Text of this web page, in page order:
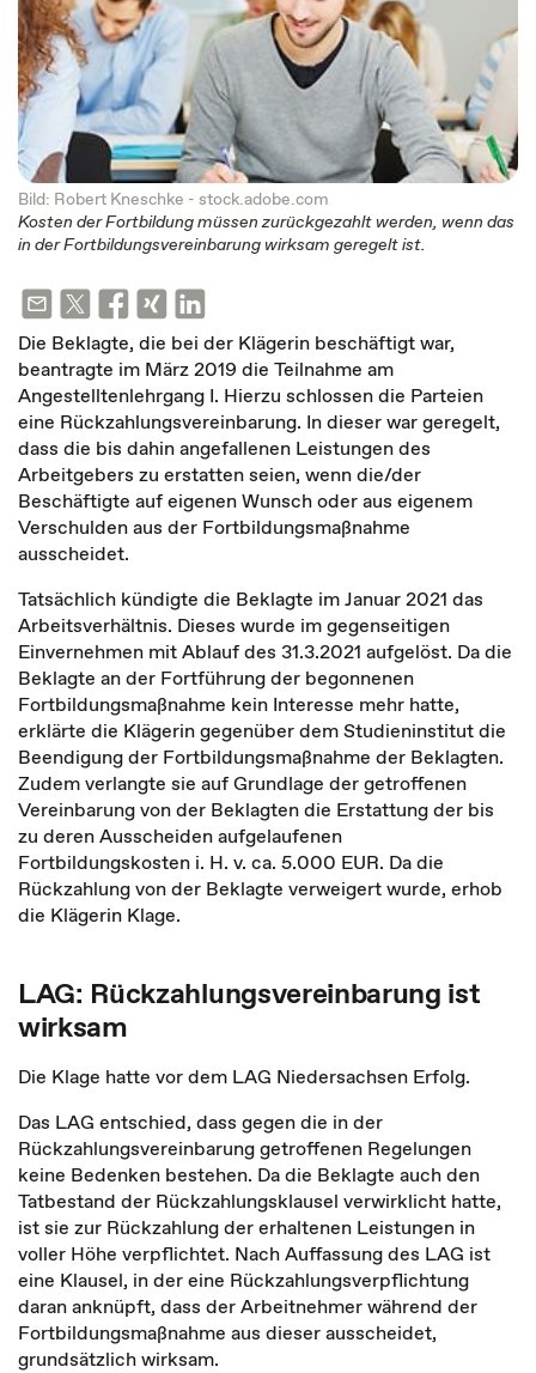
Bild: Robert Kneschke - stock.adobe.com
Kosten der Fortbildung müssen zurückgezahlt werden, wenn das
in der Fortbildungsvereinbarung wirksam geregelt ist.
Die Beklagte, die bei der Klägerin beschäftigt war,
beantragte im März 2019 die Teilnahme am
Angestelltenlehrgang I. Hierzu schlossen die Parteien
eine Rückzahlungsvereinbarung. In dieser war geregelt,
dass die bis dahin angefallenen Leistungen des
Arbeitgebers zu erstatten seien, wenn die/der
Beschäftigte auf eigenen Wunsch oder aus eigenem
Verschulden aus der Fortbildungsmaßnahme
ausscheidet.
Tatsächlich kündigte die Beklagte im Januar 2021 das
Arbeitsverhältnis. Dieses wurde im gegenseitigen
Einvernehmen mit Ablauf des 31.3.2021 aufgelöst. Da die
Beklagte an der Fortführung der begonnenen
Fortbildungsmaßnahme kein Interesse mehr hatte,
erklärte die Klägerin gegenüber dem Studieninstitut die
Beendigung der Fortbildungsmaßnahme der Beklagten.
Zudem verlangte sie auf Grundlage der getroffenen
Vereinbarung von der Beklagten die Erstattung der bis
zu deren Ausscheiden aufgelaufenen
Fortbildungskosten i. H. v. ca. 5.000 EUR. Da die
Rückzahlung von der Beklagte verweigert wurde, erhob
die Klägerin Klage.
LAG: Rückzahlungsvereinbarung ist
wirksam
Die Klage hatte vor dem LAG Niedersachsen Erfolg.
Das LAG entschied, dass gegen die in der
Rückzahlungsvereinbarung getroffenen Regelungen
keine Bedenken bestehen. Da die Beklagte auch den
Tatbestand der Rückzahlungsklausel verwirklicht hatte,
ist sie zur Rückzahlung der erhaltenen Leistungen in
voller Höhe verpflichtet. Nach Auffassung des LAG ist
eine Klausel, in der eine Rückzahlungsverpflichtung
daran anknüpft, dass der Arbeitnehmer während der
Fortbildungsmaßnahme aus dieser ausscheidet,
grundsätzlich wirksam.